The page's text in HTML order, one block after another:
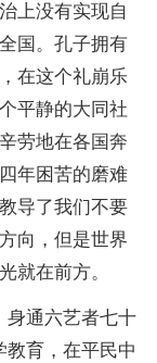
上没有实现自
国。孔子拥有
在这个礼崩乐
平静的大同社
劳地在各国奔
年困苦的磨难
导了我们不要
向，但是世界
就在前方。
通六艺者七十
教育，在平民中